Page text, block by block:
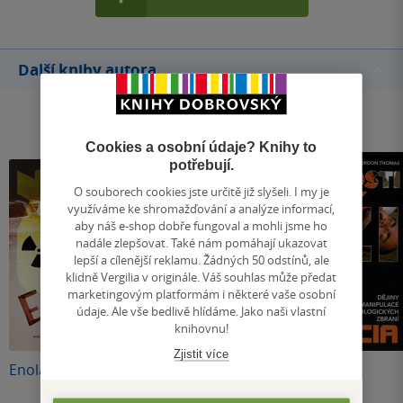
Další knihy autora
Enola Gay
Nedostupné
Cookies a osobní údaje? Knihy to
potřebují.
O souborech cookies jste určitě již slyšeli. I my je
využíváme ke shromažďování a analýze informací,
aby náš e-shop dobře fungoval a mohli jsme ho
nadále zlepšovat. Také nám pomáhají ukazovat
lepší a cílenější reklamu. Žádných 50 odstínů, ale
klidně Vergilia v originále. Váš souhlas může předat
marketingovým platformám i některé vaše osobní
údaje. Ale vše bedlivě hlídáme. Jako naši vlastní
knihovnu!
Zjistit více